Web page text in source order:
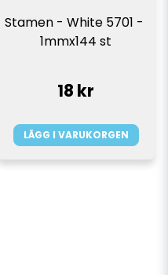
Stamen - White 5701 -
1mmx144 st
18 kr
LÄGG I VARUKORGEN